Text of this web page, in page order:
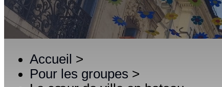
Accueil >
Pour les groupes >